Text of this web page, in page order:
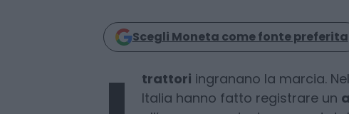
Paolo Falcioni
Scegli Moneta come fonte preferita